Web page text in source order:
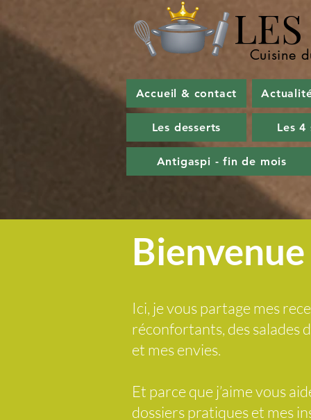
LES
Cuisine
Accueil & contact
Les desserts Les 4
Antigaspi - fin de mois
Ici, je vous partage mes
réconfortants, des salades
et mes envies.
Et parce que j’aime vous
dossiers pratiques et mes